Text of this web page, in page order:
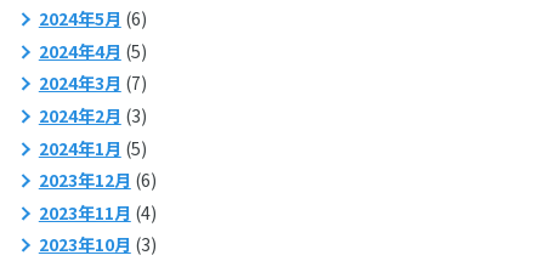
2024年5月 (6)
2024年4月 (5)
2024年3月 (7)
2024年2月 (3)
2024年1月 (5)
2023年12月 (6)
2023年11月 (4)
2023年10月 (3)